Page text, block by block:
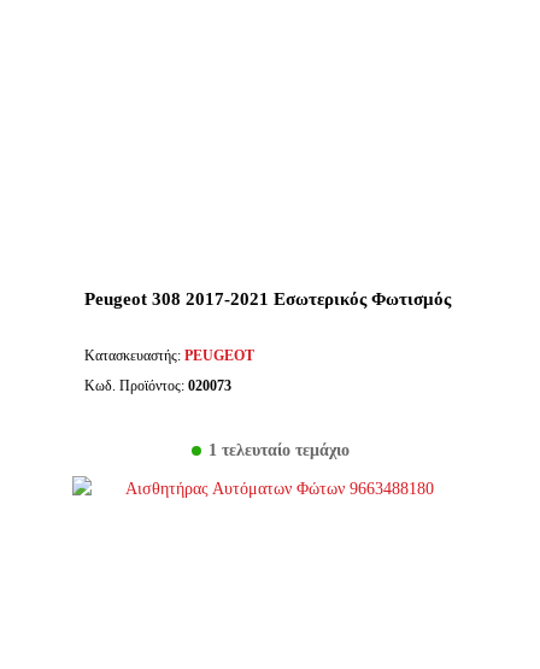
Peugeot 308 2017-2021 Εσωτερικός Φωτισμός
Κατασκευαστής: PEUGEOT
Κωδ. Προϊόντος: 020073
1 τελευταίο τεμάχιο